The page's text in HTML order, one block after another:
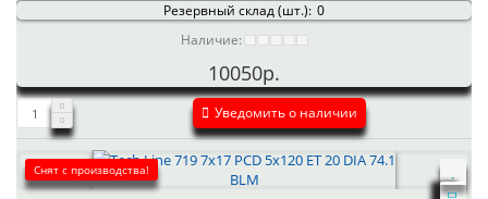
Резервный склад (шт.): 0
Наличие:
10050р.
Уведомить о наличии
Снят с производства!